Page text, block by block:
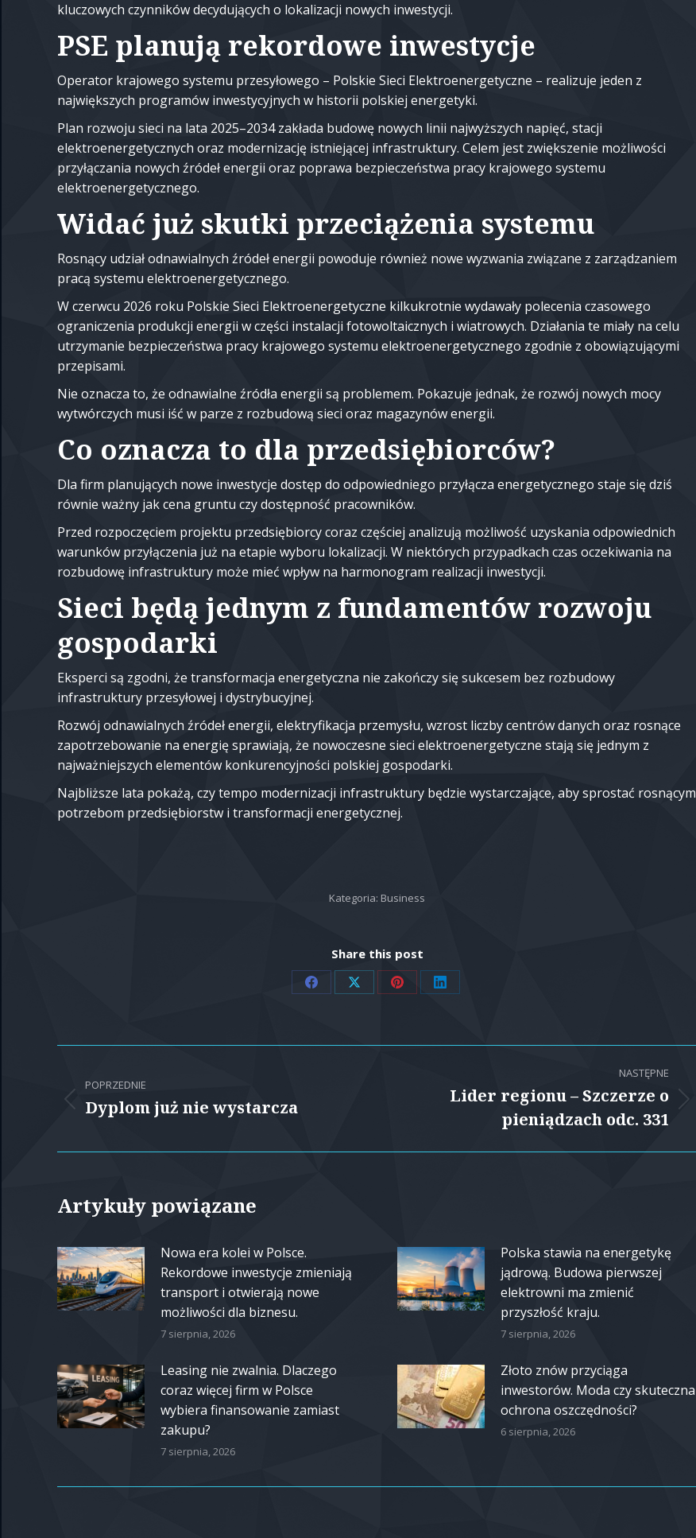
kluczowych czynników decydujących o lokalizacji nowych inwestycji.
PSE planują rekordowe inwestycje
Operator krajowego systemu przesyłowego – Polskie Sieci Elektroenergetyczne – realizuje jeden z
największych programów inwestycyjnych w historii polskiej energetyki.
Plan rozwoju sieci na lata 2025–2034 zakłada budowę nowych linii najwyższych napięć, stacji
elektroenergetycznych oraz modernizację istniejącej infrastruktury. Celem jest zwiększenie możliwości
przyłączania nowych źródeł energii oraz poprawa bezpieczeństwa pracy krajowego systemu
elektroenergetycznego.
Widać już skutki przeciążenia systemu
Rosnący udział odnawialnych źródeł energii powoduje również nowe wyzwania związane z zarządzaniem
pracą systemu elektroenergetycznego.
W czerwcu 2026 roku Polskie Sieci Elektroenergetyczne kilkukrotnie wydawały polecenia czasowego
ograniczenia produkcji energii w części instalacji fotowoltaicznych i wiatrowych. Działania te miały na celu
utrzymanie bezpieczeństwa pracy krajowego systemu elektroenergetycznego zgodnie z obowiązującymi
przepisami.
Nie oznacza to, że odnawialne źródła energii są problemem. Pokazuje jednak, że rozwój nowych mocy
wytwórczych musi iść w parze z rozbudową sieci oraz magazynów energii.
Co oznacza to dla przedsiębiorców?
Dla firm planujących nowe inwestycje dostęp do odpowiedniego przyłącza energetycznego staje się dziś
równie ważny jak cena gruntu czy dostępność pracowników.
Przed rozpoczęciem projektu przedsiębiorcy coraz częściej analizują możliwość uzyskania odpowiednich
warunków przyłączenia już na etapie wyboru lokalizacji. W niektórych przypadkach czas oczekiwania na
rozbudowę infrastruktury może mieć wpływ na harmonogram realizacji inwestycji.
Sieci będą jednym z fundamentów rozwoju
gospodarki
Eksperci są zgodni, że transformacja energetyczna nie zakończy się sukcesem bez rozbudowy
infrastruktury przesyłowej i dystrybucyjnej.
Rozwój odnawialnych źródeł energii, elektryfikacja przemysłu, wzrost liczby centrów danych oraz rosnące
zapotrzebowanie na energię sprawiają, że nowoczesne sieci elektroenergetyczne stają się jednym z
najważniejszych elementów konkurencyjności polskiej gospodarki.
Najbliższe lata pokażą, czy tempo modernizacji infrastruktury będzie wystarczające, aby sprostać rosnącym
potrzebom przedsiębiorstw i transformacji energetycznej.
Kategoria: Business
Share this post
Share
Facebook
Share
X
Share
Pinterest
Share
LinkedIn
wpisów
POPRZEDNIE
Poprzedni
Dyplom już nie wystarcza
NASTĘPNE
Lider regionu – Szczerze o
pieniądzach odc. 331
Artykuły powiązane
Nowa era kolei w Polsce.
Rekordowe inwestycje zmieniają
transport i otwierają nowe
możliwości dla biznesu.
7 sierpnia, 2026
Polska stawia na energetykę
jądrową. Budowa pierwszej
elektrowni ma zmienić
przyszłość kraju.
7 sierpnia, 2026
Leasing nie zwalnia. Dlaczego
coraz więcej firm w Polsce
wybiera finansowanie zamiast
zakupu?
7 sierpnia, 2026
Złoto znów przyciąga
inwestorów. Moda czy skuteczna
ochrona oszczędności?
6 sierpnia, 2026